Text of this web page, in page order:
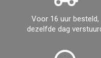
Voor 16 uur besteld,
dezelfde dag